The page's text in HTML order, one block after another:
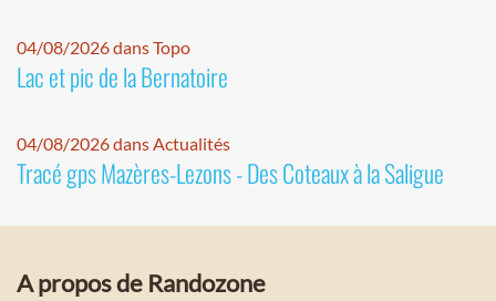
04/08/2026 dans Topo
Lac et pic de la Bernatoire
04/08/2026 dans Actualités
Tracé gps Mazères-Lezons - Des Coteaux à la Saligue
A propos de Randozone